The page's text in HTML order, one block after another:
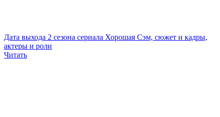
Дата выхода 2 сезона сериала Хорошая Сэм, сюжет и кадры,
актеры и роли
Читать